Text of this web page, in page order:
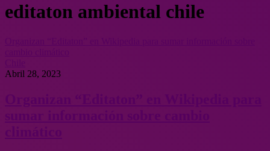
editaton ambiental chile
Abril 28, 2023